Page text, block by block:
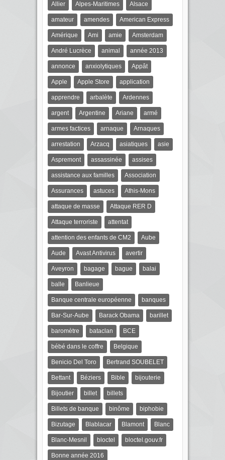
Allier Alpes-Maritimes Alsace
amateur amendes American Express
Amérique Ami amie Amsterdam
André Lucrèce animal année 2013
annonce anxiolytiques Appât
Apple Apple Store application
apprendre arbalète Ardennes
argent Argentine Ariane armé
armes factices arnaque Arnaques
arrestation Arzacq asiatiques asie
Aspremont assassinée assises
assistance aux familles Association
Assurances astuces Athis-Mons
attaque de masse Attaque RER D
Attaque terroriste attentat
attention des enfants de CM2 Aube
Aude Avast Antivirus avertir
Aveyron bagage bague balai
balle Banlieue
Banque centrale européenne banques
Bar-Sur-Aube Barack Obama barillet
baromètre bataclan BCE
bébé dans le coffre Belgique
Benicio Del Toro Bertrand SOUBELET
Bettant Béziers Bible bijouterie
Bijoutier billet billets
Billets de banque binôme biphobie
Bizutage Blablacar Blamont Blanc
Blanc-Mesnil bloctel bloctel.gouv.fr
Bonne année 2016